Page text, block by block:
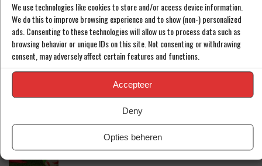
We use technologies like cookies to store and/or access device information.
We do this to improve browsing experience and to show (non-) personalized
ads. Consenting to these technologies will allow us to process data such as
browsing behavior or unique IDs on this site. Not consenting or withdrawing
consent, may adversely affect certain features and functions.
Accepteer
Deny
Opties beheren
WEST HAM UNITED MAAKT KOMST VAN JOEL
VELTMAN (34) BEKEND
TAKEHIRO TOMIYASU DUIKT OP IN DE
PREMIER LEAGUE
TEGENSLAG VOOR SEAN STEUR: ‘DEAL VAN
41 MILJOEN EURO’